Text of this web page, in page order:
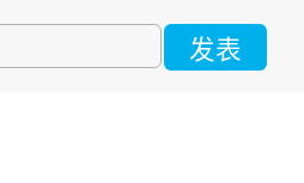
发表